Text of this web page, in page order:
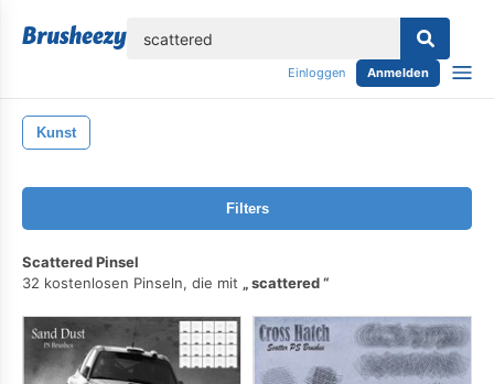
Einloggen Anmelden
Kunst
Filters
Scattered Pinsel
32 kostenlosen Pinseln, die mit
scattered